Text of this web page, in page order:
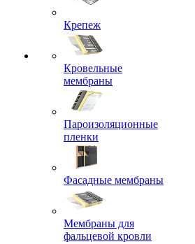
Крепеж
Кровельные
мембраны
Пароизоляционные
пленки
Фасадные мембраны
Мембраны для
фальцевой кровли